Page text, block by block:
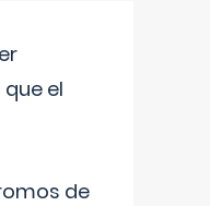
el
de